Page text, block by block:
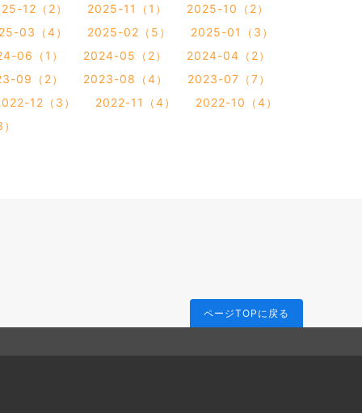
12（2） 2025-11（1）
2025-10（2）
03（4）
2025-02（5）
2025-01（3）
06（1）
2024-05（2）
2024-04（2）
09（2）
2023-08（4）
2023-07（7）
12（3）
2022-11（4）
2022-10（4）
ページTOPに戻る